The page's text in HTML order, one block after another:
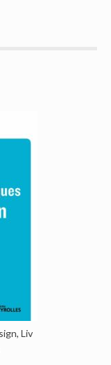
Liv